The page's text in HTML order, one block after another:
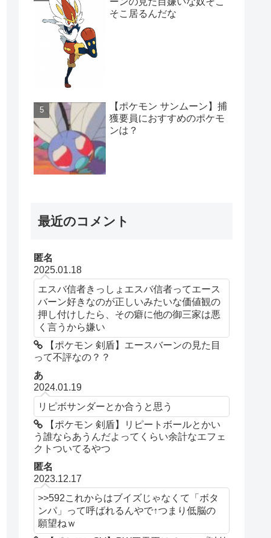
そこ居るんだな
【ポケモン サンムーン】捕
獲要員におすすめのポケモ
ンは？
最近のコメント
匿名
2025.01.18
エスバ信者きっしょエスバ信者ってエース
バーン好きなのが正しいみたいな価値観の
押し付けしたら、その癖に他の御三家は悪
く言うから嫌い
【ポケモン 剣盾】エースバーンの見た目
って不評なの？？
あ
2024.01.19
リピボサンダーとか合うと思う
【ポケモン 剣盾】リピートボールとかい
う誰ならあうんだよってくらい余計なエフェ
クトついてるやつ
匿名
2023.12.17
>>592これからはブイズじゃなくて「ボタ
ンパ」って呼ばれるんやで↑つまり低脳の
願望ねｗ